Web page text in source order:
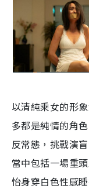
以清純乘女的形
多都是純情的角
反常態，挑戰演
當中包括一場重
怡身穿白色性感